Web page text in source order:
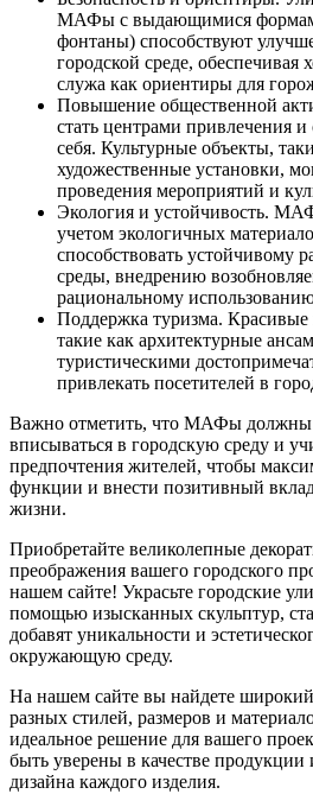
МАФы с выдающимися
фонтаны) способствуют
городской среде,
служа как ориентиры для
Повышение общественной
стать центрами привлечения
себя. Культурные объекты,
художественные установки,
проведения мероприятий и
Экология и устойчивость.
учетом экологичных
способствовать устойчивому
среды, внедрению
рациональному
Поддержка туризма.
такие как архитектурные
туристическими
привлекать посетителей в
Важно отметить, что МАФы должны
вписываться в городскую среду и
предпочтения жителей, чтобы
функции и внести позитивный
жизни.
Приобретайте великолепные
преображения вашего городского
нашем сайте! Украсьте городские
помощью изысканных скульптур,
добавят уникальности и
окружающую среду.
На нашем сайте вы найдете
разных стилей, размеров и
идеальное решение для вашего
быть уверены в качестве продукции
дизайна каждого изделия.